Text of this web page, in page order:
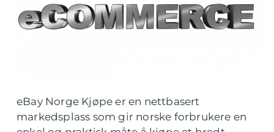
eBay Norge Kjøpe er en nettbasert
markedsplass som gir norske forbrukere en